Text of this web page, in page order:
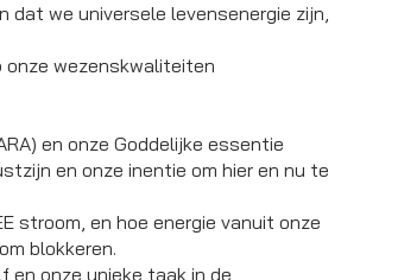
dat we universele levensenergie zijn,
onze wezenskwaliteiten
en onze Goddelijke essentie
en onze inentie om hier en nu te
stroom, en hoe energie vanuit onze
blokkeren.
en onze unieke taak in de